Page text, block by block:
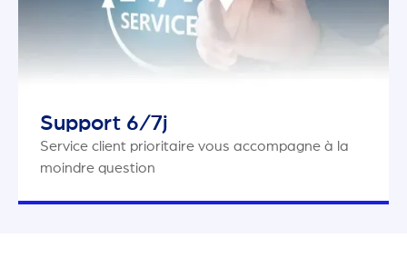
Support 6/7j
Service client prioritaire vous accompagne à la
moindre question